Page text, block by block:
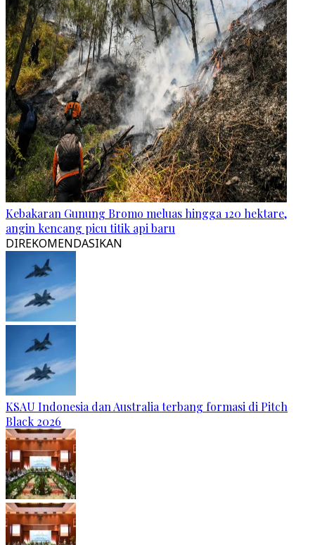
Kebakaran Gunung Bromo meluas hingga 120 hektare,
angin kencang picu titik api baru
DIREKOMENDASIKAN
KSAU Indonesia dan Australia terbang formasi di Pitch
Black 2026